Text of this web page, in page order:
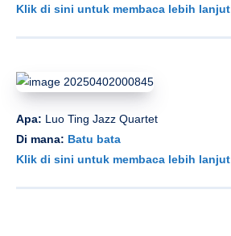
Klik di sini untuk membaca lebih lanjut
Apa: Luo Ting Jazz Quartet
Di mana: Batu bata
Klik di sini untuk membaca lebih lanjut